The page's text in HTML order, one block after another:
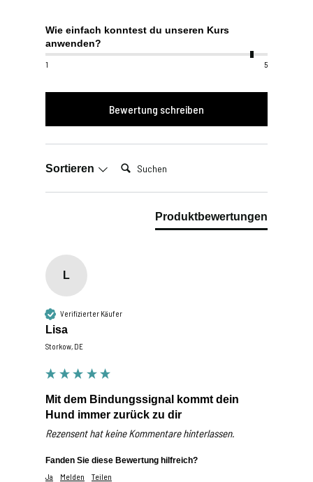
Wie einfach konntest du unseren Kurs
anwenden?
1 5
Bewertung schreiben
Sortieren Suchen:
Produktbewertungen
L
Verifizierter Käufer
Lisa
Storkow, DE
Mit dem Bindungssignal kommt dein
Hund immer zurück zu dir
Rezensent hat keine Kommentare hinterlassen.
Fanden Sie diese Bewertung hilfreich?
Ja
Melden Teilen